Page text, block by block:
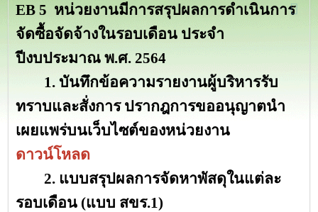
EB 5 หน่วยงานมีการสรุปผลการดำเนินการ
จัดซื้อจัดจ้างในรอบเดือน ประจำ
ปีงบประมาณ พ.ศ. 2564
1. บันทึกข้อความรายงานผู้บริหารรับ
ทราบและสั่งการ ปรากฎการขออนุญาตนำ
เผยแพร่บนเว็บไซต์ของหน่วยงาน
ดาวน์โหลด
2. แบบสรุปผลการจัดหาพัสดุในแต่ละ
รอบเดือน (แบบ สขร.1)